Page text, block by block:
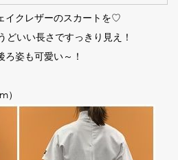
イクレザーのスカートを♡
どいい長さですっきり見え！
姿も可愛い～！